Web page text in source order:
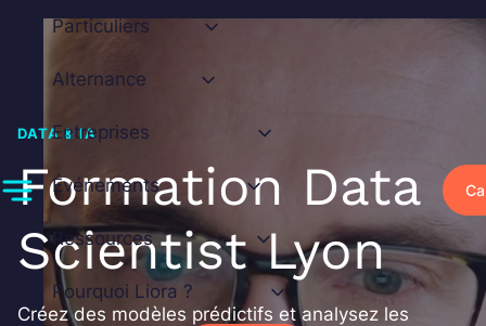
contenu
Particuliers
Alternance
Entreprises
Événements
Ressources
Pourquoi Liora ?
DATA & IA
Formation Data
Scientist Lyon
Créez des modèles prédictifs et analysez les